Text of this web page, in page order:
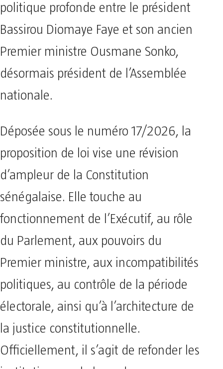
politique profonde entre le président
Bassirou Diomaye Faye et son ancien
Premier ministre Ousmane Sonko,
désormais président de l’Assemblée
nationale.
Déposée sous le numéro 17/2026, la
proposition de loi vise une révision
d’ampleur de la Constitution
sénégalaise. Elle touche au
fonctionnement de l’Exécutif, au rôle
du Parlement, aux pouvoirs du
Premier ministre, aux incompatibilités
politiques, au contrôle de la période
électorale, ainsi qu’à l’architecture de
la justice constitutionnelle.
Officiellement, il s’agit de refonder les